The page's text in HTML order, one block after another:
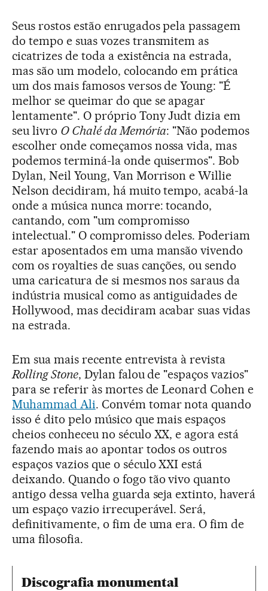
Seus rostos estão enrugados pela passagem
do tempo e suas vozes transmitem as
cicatrizes de toda a existência na estrada,
mas são um modelo, colocando em prática
um dos mais famosos versos de Young: "É
melhor se queimar do que se apagar
lentamente". O próprio Tony Judt dizia em
seu livro O Chalé da Memória: "Não podemos
escolher onde começamos nossa vida, mas
podemos terminá-la onde quisermos". Bob
Dylan, Neil Young, Van Morrison e Willie
Nelson decidiram, há muito tempo, acabá-la
onde a música nunca morre: tocando,
cantando, com "um compromisso
intelectual." O compromisso deles. Poderiam
estar aposentados em uma mansão vivendo
com os royalties de suas canções, ou sendo
uma caricatura de si mesmos nos saraus da
indústria musical como as antiguidades de
Hollywood, mas decidiram acabar suas vidas
na estrada.
Em sua mais recente entrevista à revista
Rolling Stone, Dylan falou de "espaços vazios"
para se referir às mortes de Leonard Cohen e
Muhammad Ali. Convém tomar nota quando
isso é dito pelo músico que mais espaços
cheios conheceu no século XX, e agora está
fazendo mais ao apontar todos os outros
espaços vazios que o século XXI está
deixando. Quando o fogo tão vivo quanto
antigo dessa velha guarda seja extinto, haverá
um espaço vazio irrecuperável. Será,
definitivamente, o fim de uma era. O fim de
uma filosofia.
Discografia monumental